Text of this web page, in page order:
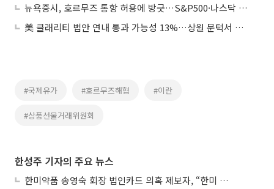
뉴욕증시, 호르무즈 통항 허용에 방긋…S&P500·나스닥 사상 최고치
美 클래리티 법안 연내 통과 가능성 13%…상원 문턱서 제동
#국제유가 #호르무즈해협 #이란
#상품선물거래위원회
한성주 기자의 주요 뉴스
한미약품 송영숙 회장 법인카드 의혹 제보자, “한미 잘 되기 바라는 마음”